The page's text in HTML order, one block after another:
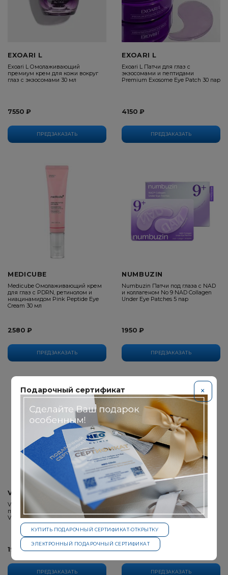
ПРЕДЗАКАЗАТЬ
EXOARI L
Exoari L Омолаживающий
премиум крем для кожи вокруг
глаз с экзосомами 30 мл
7550 ₽
ПРЕДЗАКАЗАТЬ
EXOARI L
Exoari L Патчи для глаз с
экзосомами и пептидами
Premium Exosome Eye Patch 30 пар
4150 ₽
ПРЕДЗАКАЗАТЬ
MEDICUBE
Medicube Омолаживающий крем
для глаз с PDRN, ретинолом и
ниацинамидом Pink Peptide Eye
Cream 30 мл
2580 ₽
ПРЕДЗАКАЗАТЬ
NUMBUZIN
Numbuzin Патчи под глаза с NAD
и коллагеном No 9 NAD Collagen
Under Eye Patches 5 пар
1950 ₽
ПРЕДЗАКАЗАТЬ
VERAMORE
VERAMORE Бальзам для губ
пигментированный Glamour Rose
Vegan Lip Balm
1950 ₽
ПРЕДЗАКАЗАТЬ
TIME TO GROW
Активатор роста бровей
4350 ₽
×
Подарочный сертификат
КУПИТЬ ПОДАРОЧНЫЙ СЕРТИФИКАТ-ОТКРЫТКУ
ЭЛЕКТРОННЫЙ ПОДАРОЧНЫЙ СЕРТИФИКАТ